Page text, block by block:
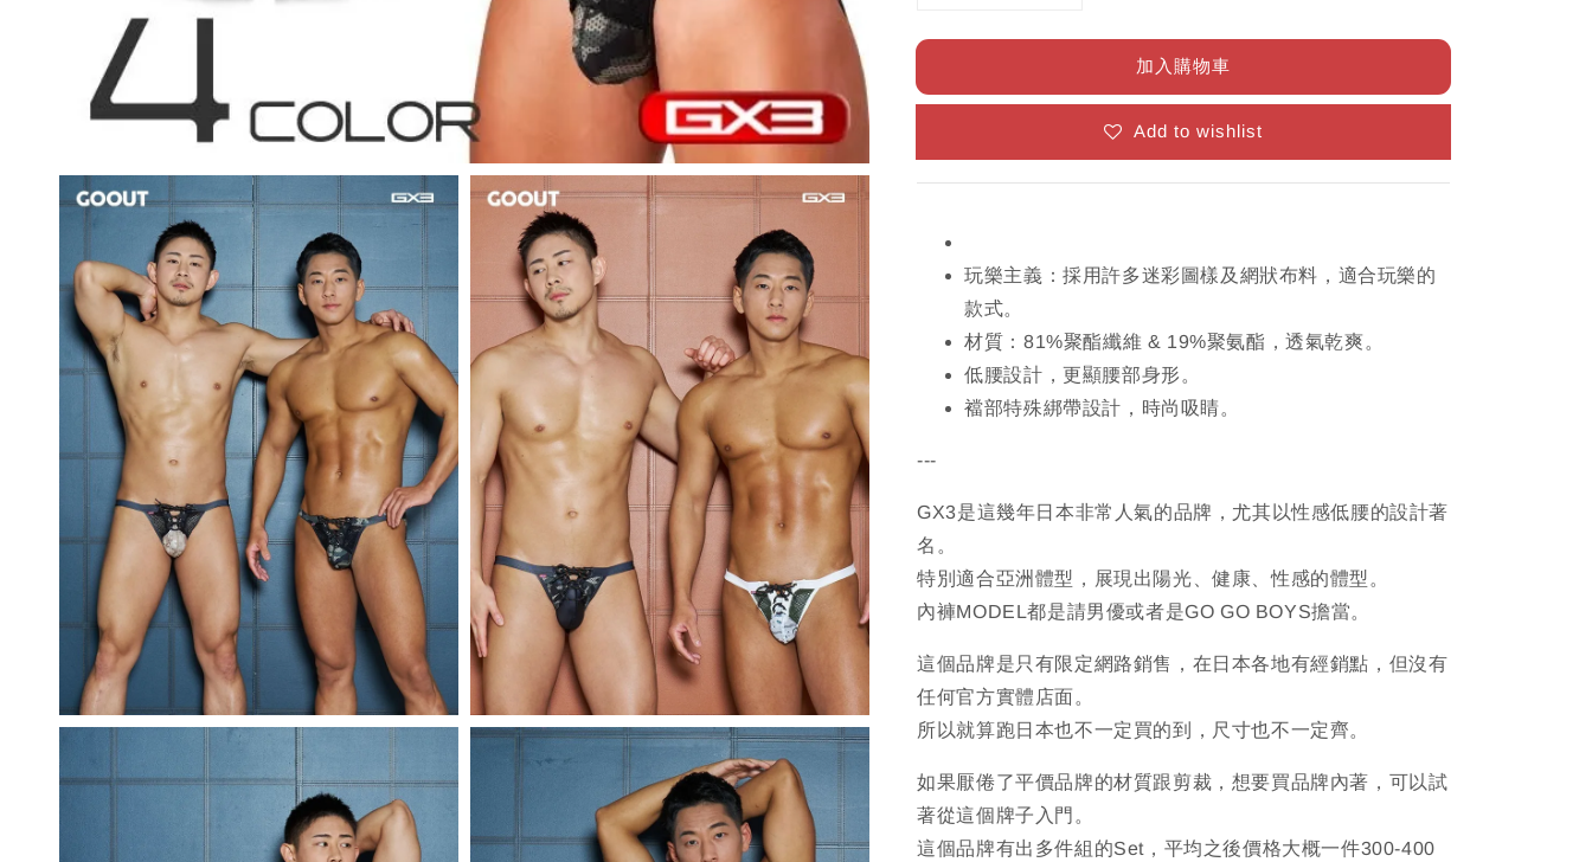
加入購物車
Add to wishlist
玩樂主義：採用許多迷彩圖樣及網狀布料，適合玩樂的
款式。
材質：81%聚酯纖維 & 19%聚氨酯，透氣乾爽。
低腰設計，更顯腰部身形。
襠部特殊綁帶設計，時尚吸睛。
---
GX3是這幾年日本非常人氣的品牌，尤其以性感低腰的設計著
名。
特別適合亞洲體型，展現出陽光、健康、性感的體型。
內褲MODEL都是請男優或者是GO GO BOYS擔當。
這個品牌是只有限定網路銷售，在日本各地有經銷點，但沒有
任何官方實體店面。
所以就算跑日本也不一定買的到，尺寸也不一定齊。
如果厭倦了平價品牌的材質跟剪裁，想要買品牌內著，可以試
著從這個牌子入門。
這個品牌有出多件組的Set，平均之後價格大概一件300-400